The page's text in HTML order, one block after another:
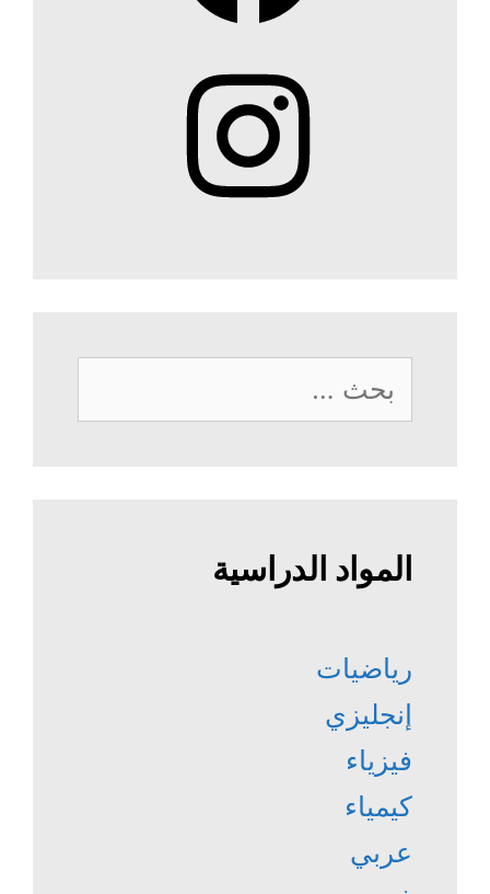
Instagram
البحث
عن:
المواد الدراسية
رياضيات
إنجليزي
فيزياء
كيمياء
عربي